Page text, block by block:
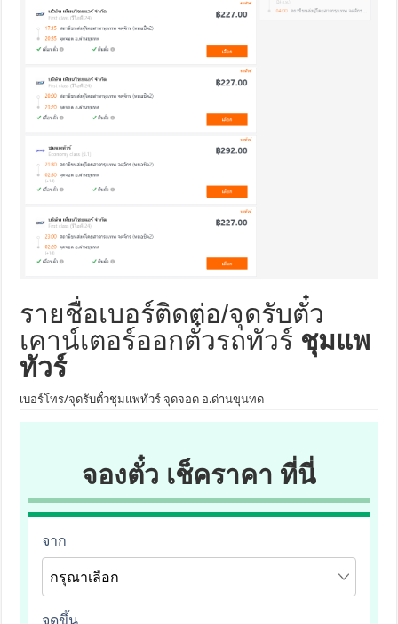
รายชื่อเบอร์ติดต่อ/จุดรับตั๋ว
เคาน์เตอร์ออกตั๋วรถทัวร์ ชุมแพ
ทัวร์
เบอร์โทร/จุดรับตั๋วชุมแพทัวร์ จุดจอด อ.ด่านขุนทด
จองตั๋ว เช็คราคา ที่นี่